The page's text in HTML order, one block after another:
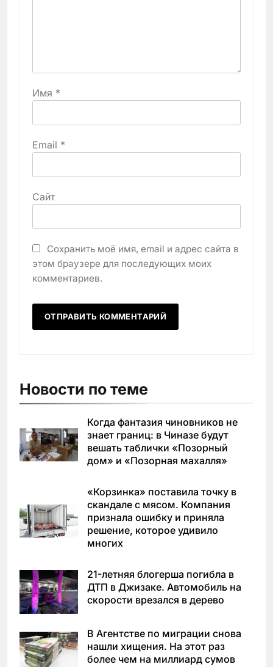
Имя *
Email *
Сайт
Сохранить моё имя, email и адрес сайта в
этом браузере для последующих моих
комментариев.
Новости по теме
Когда фантазия чиновников не
знает границ: в Чиназе будут
вешать таблички «Позорный
дом» и «Позорная махалля»
«Корзинка» поставила точку в
скандале с мясом. Компания
признала ошибку и приняла
решение, которое удивило
многих
21-летняя блогерша погибла в
ДТП в Джизаке. Автомобиль на
скорости врезался в дерево
В Агентстве по миграции снова
нашли хищения. На этот раз
более чем на миллиард сумов